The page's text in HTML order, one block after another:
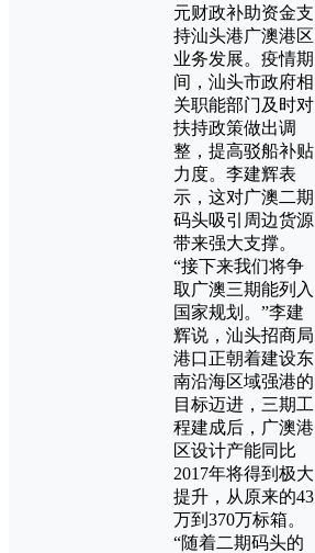
元财政补助资金支
持汕头港广澳港区
业务发展。疫情期
间，汕头市政府相
关职能部门及时对
扶持政策做出调
整，提高驳船补贴
力度。李建辉表
示，这对广澳二期
码头吸引周边货源
带来强大支撑。
“接下来我们将争
取广澳三期能列入
国家规划。”李建
辉说，汕头招商局
港口正朝着建设东
南沿海区域强港的
目标迈进，三期工
程建成后，广澳港
区设计产能同比
2017年将得到极大
提升，从原来的43
万到370万标箱。
“随着二期码头的